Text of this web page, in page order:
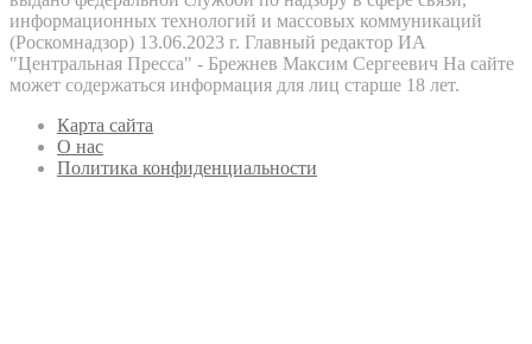
информационных технологий и массовых коммуникаций
(Роскомнадзор) 13.06.2023 г. Главный редактор ИА
"Центральная Пресса" - Брежнев Максим Сергеевич На сайте
может содержаться информация для лиц старше 18 лет.
Карта сайта
О нас
Политика конфиденциальности